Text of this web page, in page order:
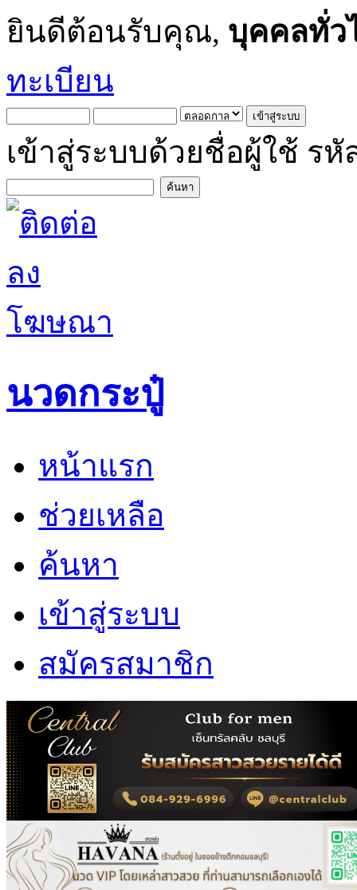
ยินดีต้อนรับคุณ, บุคคลทั่ว
ทะเบียน
เข้าสู่ระบบด้วยชื่อผู้ใช้ รหั
นวดกระปู๋
หน้าแรก
ช่วยเหลือ
ค้นหา
เข้าสู่ระบบ
สมัครสมาชิก